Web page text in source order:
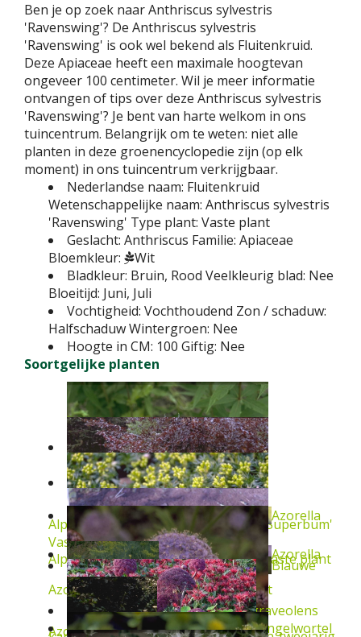
Ben je op zoek naar Anthriscus sylvestris
'Ravenswing'? De Anthriscus sylvestris
'Ravenswing' is ook wel bekend als Fluitenkruid.
Deze Apiaceae heeft een maximale hoogtevan
ongeveer 100 centimeter. Wil je meer informatie
ontvangen of tips over deze Anthriscus sylvestris
'Ravenswing'? Je bent van harte welkom in ons
tuincentrum. Belangrijk om te weten: niet alle
planten in deze groenencyclopedie zijn (op elk
moment) in ons tuincentrum verkrijgbaar.
Nederlandse naam: Fluitenkruid
Wetenschappelijke naam: Anthriscus sylvestris
'Ravenswing' Type plant: Vaste plant
Geslacht: Anthriscus Familie: Apiaceae
Bloemkleur:
Wit
Bladkleur: Bruin, Rood Veelkleurig blad: Nee
Bloeitijd: Juni, Juli
Vochtigheid: Vochthoudend Zon / schaduw:
HalfschaduwWintergroen: Nee
Hoogte in CM: 100 Giftig: Nee
Soortgelijke planten
AlpenkruisdistelEryngium alpinum 'Superbum'
Vaste plant
AlpenkruisdistelEryngium alpinum Vaste plant
Azorella
Azorella trifurcata 'Nana'Vaste plant
Azorella
Azorella trifurcataVaste plant
Blauwe
DilleAnethum graveolens
Engelwortel